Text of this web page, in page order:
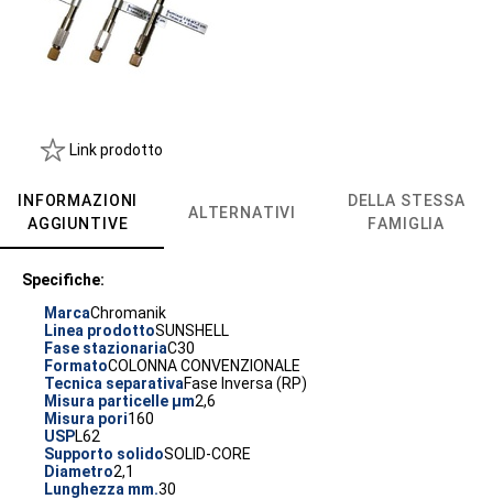
Link prodotto
INFORMAZIONI
AGGIUNTIVE
ALTERNATIVI
DELLA STESSA
FAMIGLIA
Specifiche:
MarcaChromanik
Linea prodottoSUNSHELL
Fase stazionariaC30
FormatoCOLONNA CONVENZIONALE
Tecnica separativaFase Inversa (RP)
Misura particelle µm2,6
Misura pori160
USPL62
Supporto solidoSOLID-CORE
Diametro2,1
Lunghezza mm.30